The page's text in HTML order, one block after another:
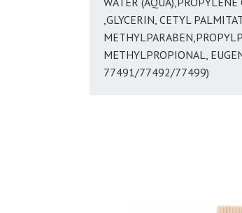
,GLYCERIN, CETYL
METHYLPROPIONAL,
77491/77492/77499)